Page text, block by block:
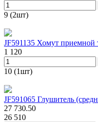
9 (2шт)
JF591135 Хомут приемной
1 120
10 (1шт)
JF591065 Глушитель
27 730.50
26 510